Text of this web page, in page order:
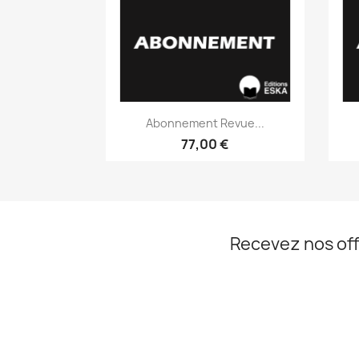
Aperçu rapide
Abonnement Revue...
77,00 €
Recevez nos